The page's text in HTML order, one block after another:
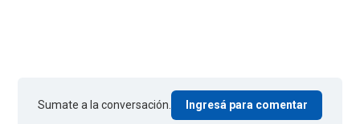
Sumate a la conversación. Ingresá para comentar